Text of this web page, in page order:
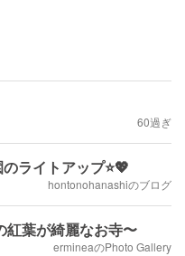
60過ぎ
ライトアップ⭐️💖
hontonohanashiのブログ
紅葉が綺麗なお寺〜
ermineaのPhoto Gallery